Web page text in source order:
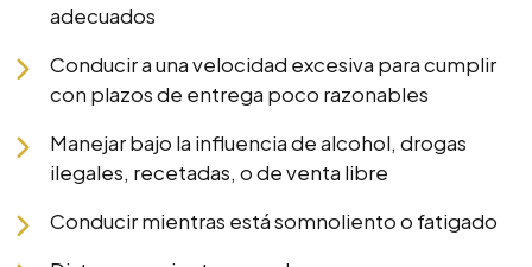
adecuados
Conducir a una velocidad excesiva para cumplir
con plazos de entrega poco razonables
Manejar bajo la influencia de alcohol, drogas
ilegales, recetadas, o de venta libre
Conducir mientras está somnoliento o fatigado